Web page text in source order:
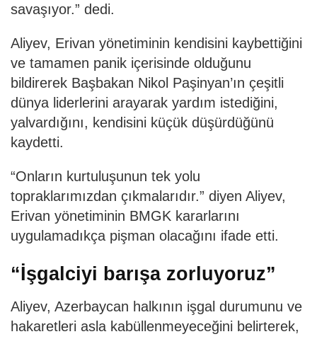
savaşıyor.” dedi.
Aliyev, Erivan yönetiminin kendisini kaybettiğini
ve tamamen panik içerisinde olduğunu
bildirerek Başbakan Nikol Paşinyan’ın çeşitli
dünya liderlerini arayarak yardım istediğini,
yalvardığını, kendisini küçük düşürdüğünü
kaydetti.
“Onların kurtuluşunun tek yolu
topraklarımızdan çıkmalarıdır.” diyen Aliyev,
Erivan yönetiminin BMGK kararlarını
uygulamadıkça pişman olacağını ifade etti.
“İşgalciyi barışa zorluyoruz”
Aliyev, Azerbaycan halkının işgal durumunu ve
hakaretleri asla kabüllenmeyeceğini belirterek,